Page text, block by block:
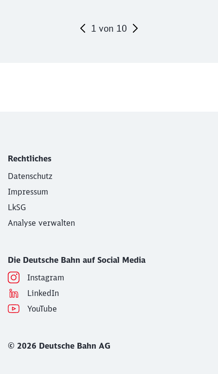
1 von 10
Rechtliches
Datenschutz
Impressum
LkSG
Analyse verwalten
Die Deutsche Bahn auf Social Media
Instagram
LinkedIn
YouTube
© 2026 Deutsche Bahn AG